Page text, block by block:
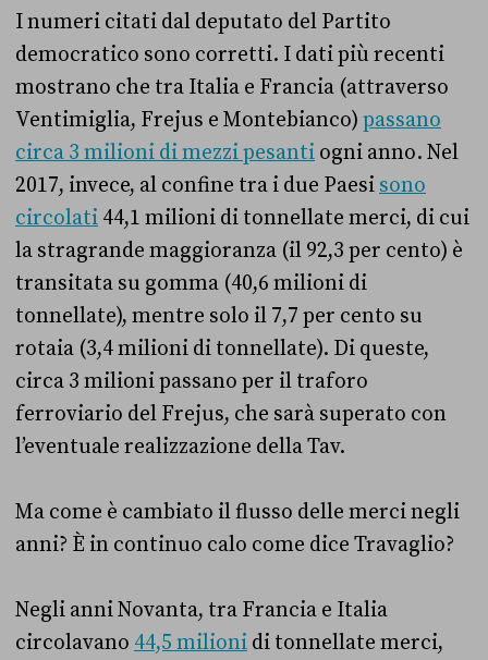
I numeri citati dal deputato del Partito
democratico sono corretti. I dati più recenti
mostrano che tra Italia e Francia (attraverso
Ventimiglia, Frejus e Montebianco) passano
circa 3 milioni di mezzi pesanti ogni anno. Nel
2017, invece, al confine tra i due Paesi sono
circolati 44,1 milioni di tonnellate merci, di cui
la stragrande maggioranza (il 92,3 per cento) è
transitata su gomma (40,6 milioni di
tonnellate), mentre solo il 7,7 per cento su
rotaia (3,4 milioni di tonnellate). Di queste,
circa 3 milioni passano per il traforo
ferroviario del Frejus, che sarà superato con
l’eventuale realizzazione della Tav.
Ma come è cambiato il flusso delle merci negli
anni? È in continuo calo come dice Travaglio?
Negli anni Novanta, tra Francia e Italia
circolavano 44,5 milioni di tonnellate merci,